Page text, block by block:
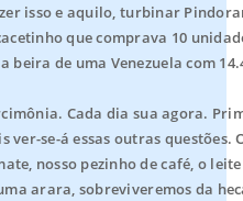
isso e aquilo, turbinar
que comprava 10
beira de uma Venezuela com
Cada dia sua agora.
ver-se-á essas outras
nosso pezinho de café, o
arara, sobreviveremos da